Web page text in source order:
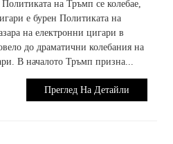
на Тръмп се колебае,
е бурен Политиката на
на електронни цигари в
до драматични колебания на
В началото Тръмп призна...
Преглед На Детайли